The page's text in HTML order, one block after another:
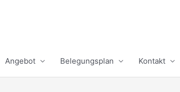
Angebot Belegungsplan Kontakt